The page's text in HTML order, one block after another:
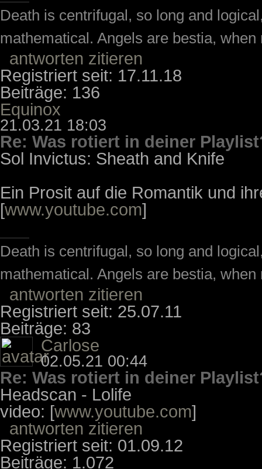
Death is centrifugal, so long and
mathematical. Angels are bestia,
antworten zitieren
Registriert seit: 17.11.18
Beiträge: 136
Equinox
21.03.21 18:03
Re: Was rotiert in deiner
Sol Invictus: Sheath and Knife
Ein Prosit auf die Romantik und
[www.youtube.com]
Death is centrifugal, so long and
mathematical. Angels are bestia,
antworten zitieren
Registriert seit: 25.07.11
Beiträge: 83
Carlose
02.05.21 00:44
Re: Was rotiert in deiner
Headscan - Lolife
video: [www.youtube.com]
antworten zitieren
Registriert seit: 01.09.12
Beiträge: 1.072